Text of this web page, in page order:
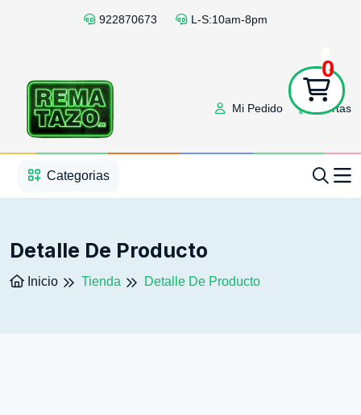
922870673 L-S:10am-8pm
Mi Pedido Ofertas
0
Categorias
Detalle De Producto
Inicio Tienda Detalle De Producto